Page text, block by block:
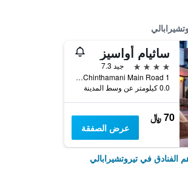
ساثيام أواسيز
4 نجوم
جيد 7.3
1 Chinthamani Main Road, تيروتشيرابالي, الهند
0.0 كيلومتر عن وسط المدينة
70 ﷼
عرض الصفقة
الفنادق في تيروتشيرابالي